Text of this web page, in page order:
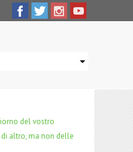
del vostro
altro, ma non delle